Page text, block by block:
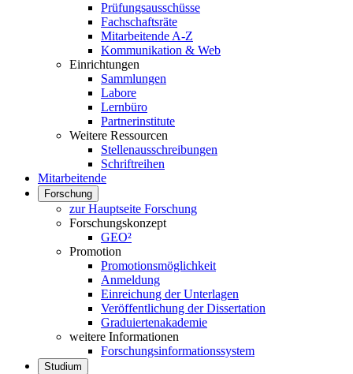
Prüfungsausschüsse
Fachschaftsräte
Mitarbeitende A-Z
Kommunikation & Web
Einrichtungen
Sammlungen
Labore
Lernbüro
Partnerinstitute
Weitere Ressourcen
Stellenausschreibungen
Schriftreihen
Mitarbeitende
Forschung
zur Hauptseite Forschung
Forschungskonzept
GEO²
Promotion
Promotionsmöglichkeit
Anmeldung
Einreichung der Unterlagen
Veröffentlichung der Dissertation
Graduiertenakademie
weitere Informationen
Forschungsinformationssystem
Studium